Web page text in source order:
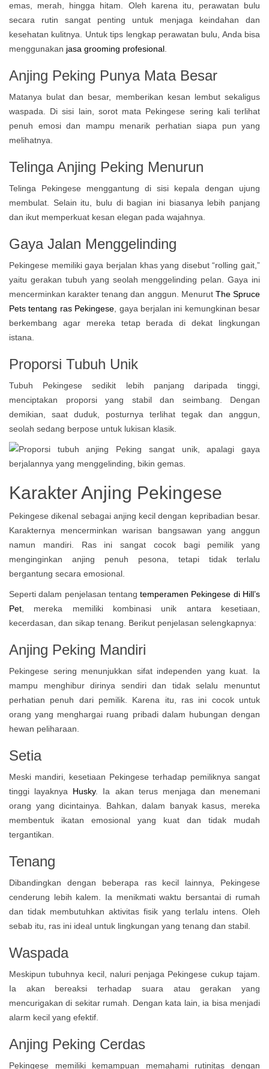
emas, merah, hingga hitam. Oleh karena itu, perawatan bulu
secara rutin sangat penting untuk menjaga keindahan dan
kesehatan kulitnya. Untuk tips lengkap perawatan bulu, Anda bisa
menggunakan jasa grooming profesional
Anjing Peking Punya Mata Besar
Matanya bulat dan besar, memberikan kesan lembut sekaligus
waspada. Di sisi lain, sorot mata Pekingese sering kali terlihat
penuh emosi dan mampu menarik perhatian siapa pun yang
melihatnya.
Telinga Anjing Peking Menurun
Telinga Pekingese menggantung di sisi kepala dengan ujung
membulat. Selain itu, bulu di bagian ini biasanya lebih panjang
dan ikut memperkuat kesan elegan pada wajahnya.
Gaya Jalan Menggelinding
Pekingese memiliki gaya berjalan khas yang disebut “rolling gait,”
yaitu gerakan tubuh yang seolah menggelinding pelan. Gaya ini
mencerminkan karakter tenang dan anggun. Menurut The Spruce
Pets tentang ras Pekingese , gaya berjalan ini kemungkinan besar
berkembang agar mereka tetap berada di dekat lingkungan
istana.
Proporsi Tubuh Unik
Tubuh Pekingese sedikit lebih panjang daripada tinggi,
menciptakan proporsi yang stabil dan seimbang. Dengan
demikian, saat duduk, posturnya terlihat tegak dan anggun,
seolah sedang berpose untuk lukisan klasik.
Karakter Anjing Pekingese
Pekingese dikenal sebagai anjing kecil dengan kepribadian besar.
Karakternya mencerminkan warisan bangsawan yang anggun
namun mandiri. Ras ini sangat cocok bagi pemilik yang
menginginkan anjing penuh pesona, tetapi tidak terlalu
bergantung secara emosional.
Seperti dalam penjelasan tentang temperamen Pekingese di Hill’s
Pet , mereka memiliki kombinasi unik antara kesetiaan,
kecerdasan, dan sikap tenang. Berikut penjelasan selengkapnya:
Anjing Peking Mandiri
Pekingese sering menunjukkan sifat independen yang kuat. Ia
mampu menghibur dirinya sendiri dan tidak selalu menuntut
perhatian penuh dari pemilik. Karena itu, ras ini cocok untuk
orang yang menghargai ruang pribadi dalam hubungan dengan
hewan peliharaan.
Setia
Meski mandiri, kesetiaan Pekingese terhadap pemiliknya sangat
tinggi layaknya Husky. Ia akan terus menjaga dan menemani
orang yang dicintainya. Bahkan, dalam banyak kasus, mereka
membentuk ikatan emosional yang kuat dan tidak mudah
tergantikan.
Tenang
Dibandingkan dengan beberapa ras kecil lainnya, Pekingese
cenderung lebih kalem. Ia menikmati waktu bersantai di rumah
dan tidak membutuhkan aktivitas fisik yang terlalu intens. Oleh
sebab itu, ras ini ideal untuk lingkungan yang tenang dan stabil.
Waspada
Meskipun tubuhnya kecil, naluri penjaga Pekingese cukup tajam.
Ia akan bereaksi terhadap suara atau gerakan yang
mencurigakan di sekitar rumah. Dengan kata lain, ia bisa menjadi
alarm kecil yang efektif.
Anjing Peking Cerdas
Pekingese memiliki kemampuan memahami rutinitas dengan